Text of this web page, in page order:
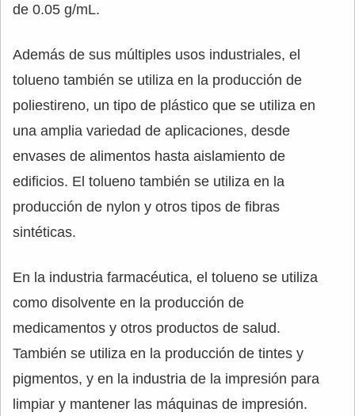
de 0.05 g/mL.
Además de sus múltiples usos industriales, el
tolueno también se utiliza en la producción de
poliestireno, un tipo de plástico que se utiliza en
una amplia variedad de aplicaciones, desde
envases de alimentos hasta aislamiento de
edificios. El tolueno también se utiliza en la
producción de nylon y otros tipos de fibras
sintéticas.
En la industria farmacéutica, el tolueno se utiliza
como disolvente en la producción de
medicamentos y otros productos de salud.
También se utiliza en la producción de tintes y
pigmentos, y en la industria de la impresión para
limpiar y mantener las máquinas de impresión.